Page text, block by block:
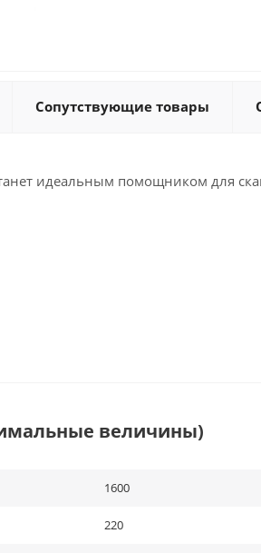
Сопутствующие товары
идеальным помощником для
величины)
1600
220